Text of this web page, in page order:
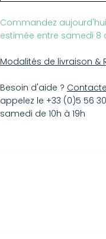
Commandez
estimée entre samedi 8
Modalités de livraison &
Besoin d'aide ?
appelez le +33 (0)5 56
samedi de 10h à 19h